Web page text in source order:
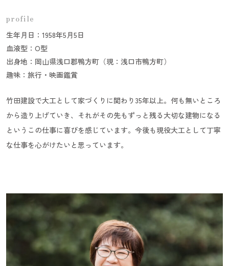
profile
生年月日：1958年5月5日
血液型：O型
出身地：岡山県浅口郡鴨方町（現：浅口市鴨方町）
趣味：旅行・映画鑑賞
竹田建設で大工として家づくりに関わり35年以上。何も無いところ
から造り上げていき、それがその先もずっと残る大切な建物になる
というこの仕事に喜びを感じています。今後も現役大工として丁寧
な仕事を心がけたいと思っています。